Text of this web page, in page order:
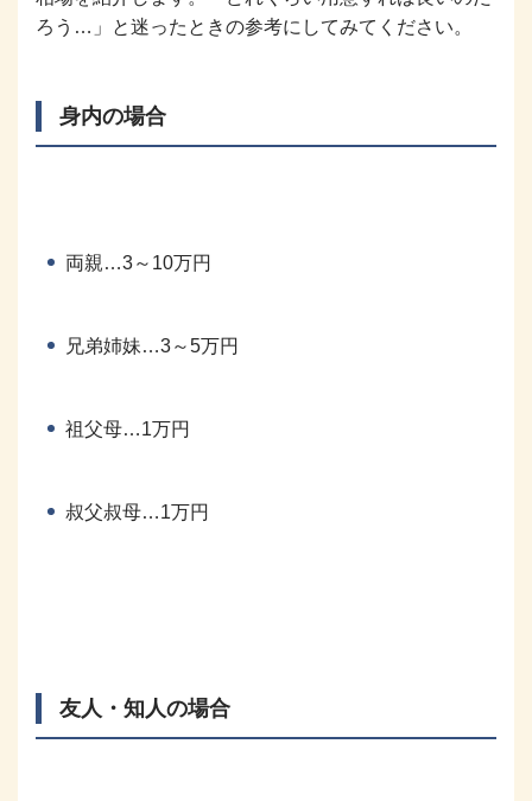
ろう…」と迷ったときの参考にしてみてください。
身内の場合
両親…3～10万円
兄弟姉妹…3～5万円
祖父母…1万円
叔父叔母…1万円
友人・知人の場合